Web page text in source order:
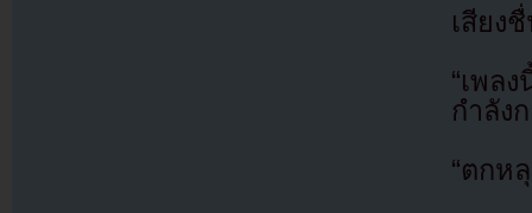
เสียง
“เพล
กำลัง
“ตกห